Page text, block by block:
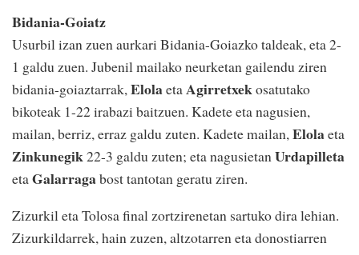
Bidania-Goiatz
Usurbil izan zuen aurkari Bidania-Goiazko taldeak, eta 2-
1 galdu zuen. Jubenil mailako neurketan gailendu ziren
bidania-goiaztarrak,ElolaetaAgirretxekosatutako
bikoteak 1-22 irabazi baitzuen. Kadete eta nagusien,
mailan, berriz, erraz galdu zuten. Kadete mailan,Elolaeta
Zinkunegik22-3 galdu zuten; eta nagusietanUrdapilleta
etaGalarragabost tantotan geratu ziren.
Zizurkil eta Tolosa final zortzirenetan sartuko dira lehian.
Zizurkildarrek, hain zuzen, altzotarren eta donostiarren